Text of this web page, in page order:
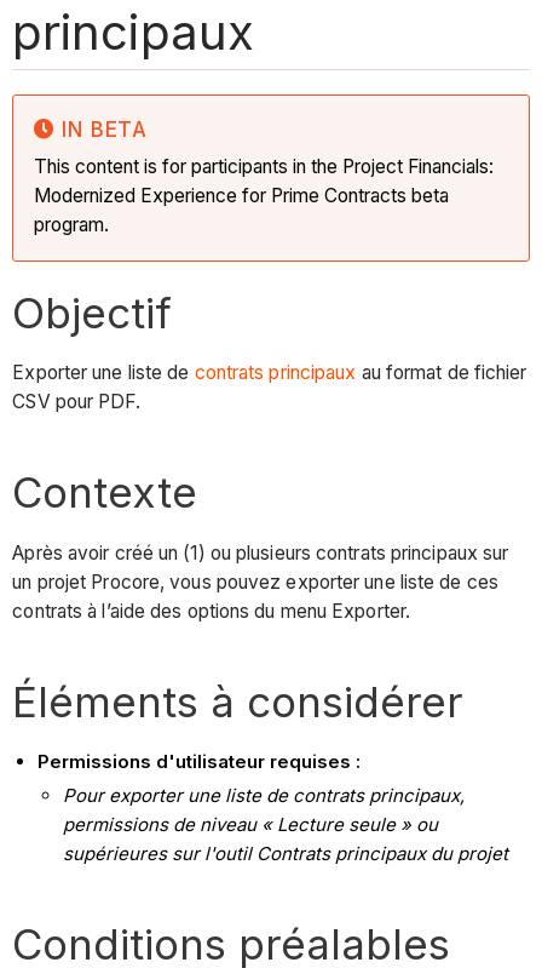
principaux
IN BETA
This content is for participants in the Project Financials:
Modernized Experience for Prime Contracts beta
program.
Objectif
Exporter une liste de contrats principaux au format de fichier
CSV pour PDF.
Contexte
Après avoir créé un (1) ou plusieurs contrats principaux sur
un projet Procore, vous pouvez exporter une liste de ces
contrats à l’aide des options du menu Exporter.
Éléments à considérer
Permissions d'utilisateur requises :
Pour exporter une liste de contrats principaux,
permissions de niveau « Lecture seule » ou
supérieures sur l'outil Contrats principaux du projet
Conditions préalables